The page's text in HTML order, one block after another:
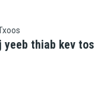
yeeb thiab kev tos